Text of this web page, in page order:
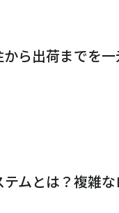
ら出荷までを
ムとは？複雑